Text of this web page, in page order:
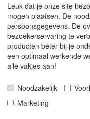
Bestellingen binnen
Prijzen inclusief
© Smitsound
Leuk dat je onze site
mogen plaatsen. De
persoonsgegevens. De
bezoekerservaring te
producten beter bij je
een optimaal werkende
alle vakjes aan!
Noodzakelijk
Marketing